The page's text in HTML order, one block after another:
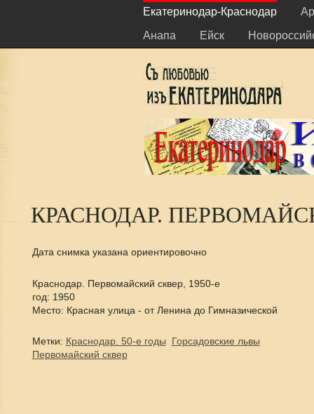
Екатеринодар-Краснодар
Анапа
Ейск
КРАСНОДАР.
Дата снимка указана ориентировочно
Краснодар. Первомайский сквер, 1950-е
год: 1950
Место: Красная улица - от Ленина до Гимназической
Метки: Краснодар. 50-е годы
Горсадовские львы
Первомайский сквер